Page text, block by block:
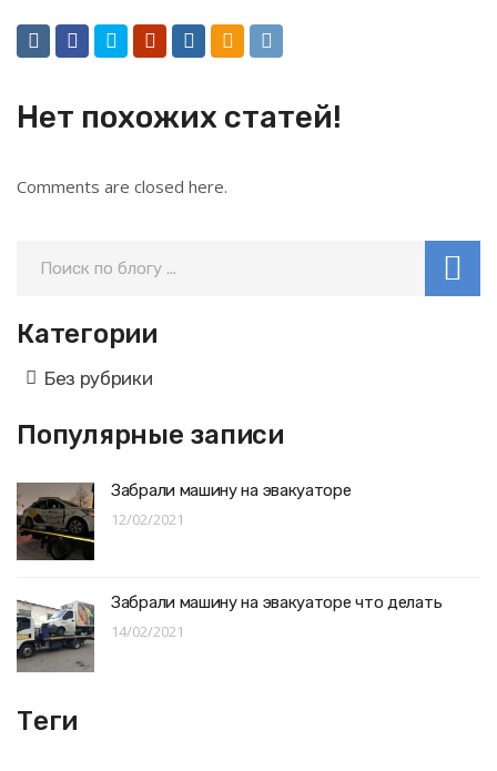
Нет похожих статей!
Comments are closed here.
Категории
Без рубрики
Популярные записи
Забрали машину на эвакуаторе
12/02/2021
Забрали машину на эвакуаторе что делать
14/02/2021
Теги